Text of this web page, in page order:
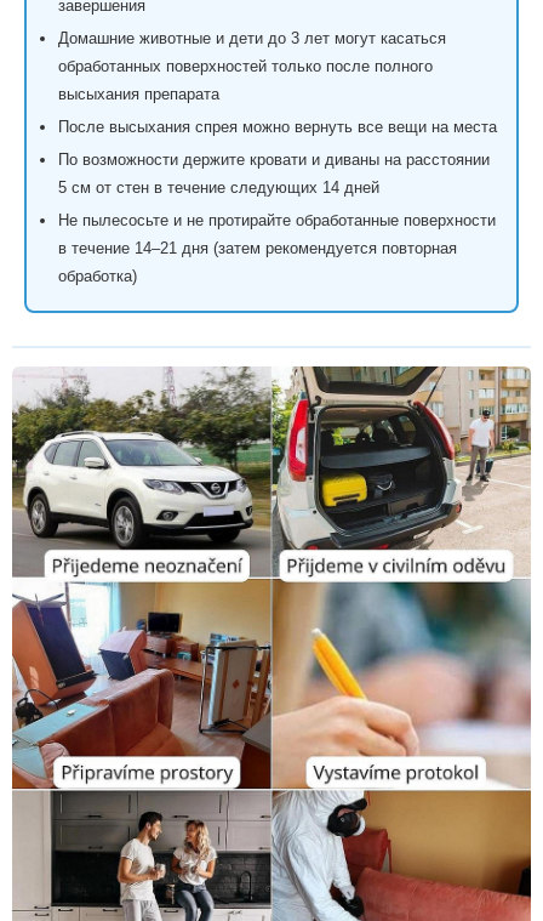
завершения
Домашние животные и дети до 3 лет могут касаться
обработанных поверхностей только после полного
высыхания препарата
После высыхания спрея можно вернуть все вещи на места
По возможности держите кровати и диваны на расстоянии
5 см от стен в течение следующих 14 дней
Не пылесосьте и не протирайте обработанные поверхности
в течение 14–21 дня (затем рекомендуется повторная
обработка)